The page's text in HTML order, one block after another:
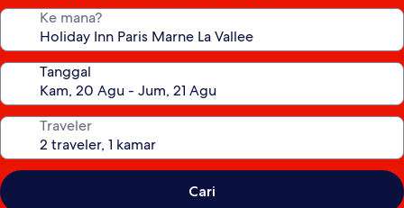
Ke mana?
Tanggal
Traveler
Cari